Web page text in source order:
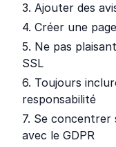
3. Ajouter des
4. Créer une
5. Ne pas
SSL
6. Toujours
responsabilité
7. Se concentrer
avec le GDPR